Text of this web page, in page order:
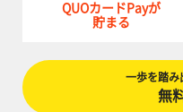
QUOカードPayが
貯まる
一歩を踏み
無